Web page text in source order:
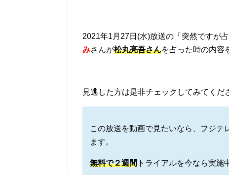
2021年1月27日(水)放送の「突然ですが
みさんが松丸亮吾さんを占った時の内容
見逃した方は是非チェックしてみてくだ
この放送を動画で見たいなら、フジテ
ます。
無料で２週間 トライアルを今なら実施